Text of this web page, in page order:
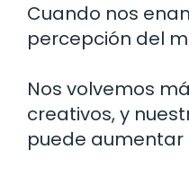
Cuando nos
percepción del
Nos volvemos
creativos, y
puede